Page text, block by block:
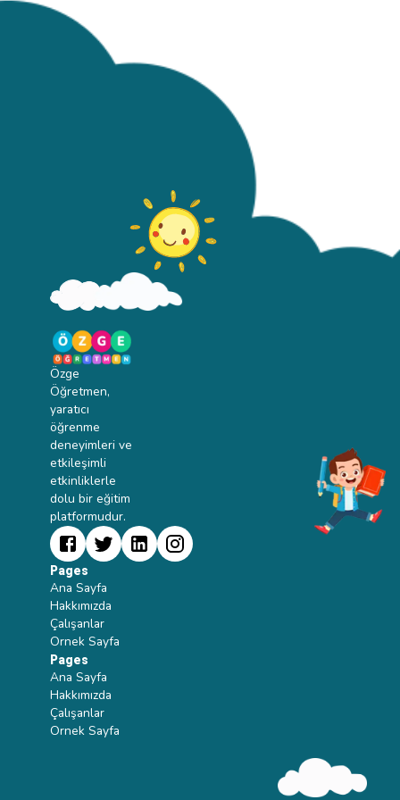
eserlerini ve
yazarlarını
tanıtmak.Eylül Ayı
Çalışma Planı1.
Hafta: Projenin
TanıtımıDuyuru:
düzenlenecek.Öğrenci
Geri Bildirimleri:
Öğrencilerin
öğrenmek amacıyla
dönemlere ait
Türkçe metinleri
Özge
Öğretmen,
yaratıcı
öğrenme
deneyimleri ve
etkileşimli
etkinliklerle
dolu bir eğitim
platformudur.
Pages
Ana Sayfa
Hakkımızda
Çalışanlar
Ornek Sayfa
Pages
Ana Sayfa
Hakkımızda
Çalışanlar
Ornek Sayfa